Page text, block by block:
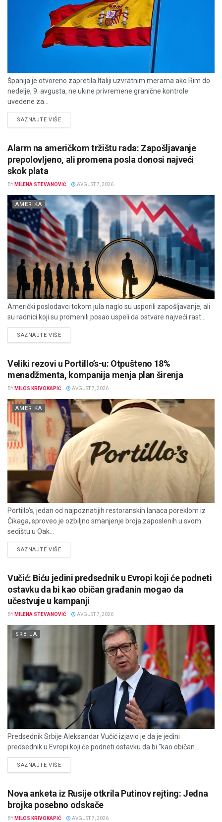
Španija je otvoreno zapretila Italiji uzvratnim merama ako Rim do
nedelje, 9. avgusta, ne ukine privremene granične kontrole
uvedene za...
SAZNAJTE VIŠEDETAILS
Alarm na američkom tržištu rada: Zapošljavanje
prepolovljeno, ali promena posla donosi najveći
skok plata
BY MILENA STEVANOVIĆ AVGUST 7, 2026
AMERIKA
Američki poslodavci tokom jula naglo su usporili zapošljavanje, ali
su radnici koji su promenili posao uspeli da ostvare najveći rast...
SAZNAJTE VIŠEDETAILS
Veliki rezovi u Portillo’s-u: Otpušteno 18%
menadžmenta, kompanija menja plan širenja
BY MILOS KRIVOKAPIĆ AVGUST 7, 2026
AMERIKA
Portillo’s, jedan od najpoznatijih restoranskih lanaca poreklom iz
Čikaga, sproveo je ozbiljno smanjenje broja zaposlenih u svom
sedištu u Oak...
SAZNAJTE VIŠEDETAILS
Vučić: Biću jedini predsednik u Evropi koji će podneti
ostavku da bi kao običan građanin mogao da
učestvuje u kampanji
BY MILENA STEVANOVIĆ AVGUST 7, 2026
SRBIJA
Predsednik Srbije Aleksandar Vučić izjavio je da je jedini
predsednik u Evropi koji će podneti ostavku da bi "kao običan...
SAZNAJTE VIŠEDETAILS
Nova anketa iz Rusije otkrila Putinov rejting: Jedna
brojka posebno odskače
BY MILOS KRIVOKAPIĆ AVGUST 7, 2026